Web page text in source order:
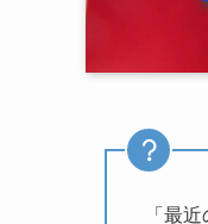
「最